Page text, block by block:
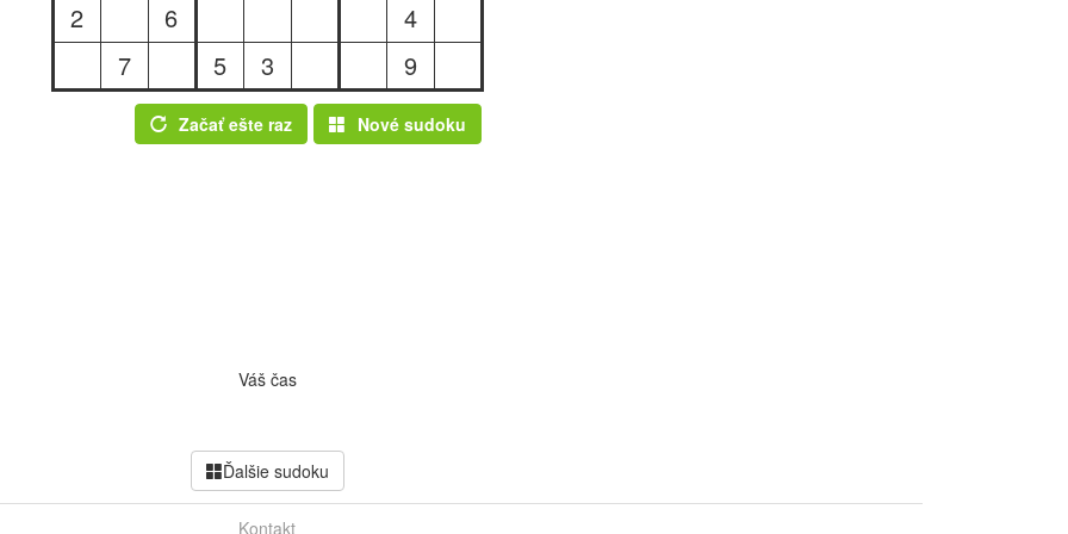
2
6
4
7
5 3 9
Začať ešte raz Nové sudoku
Váš čas
Ďalšie sudoku
Kontakt